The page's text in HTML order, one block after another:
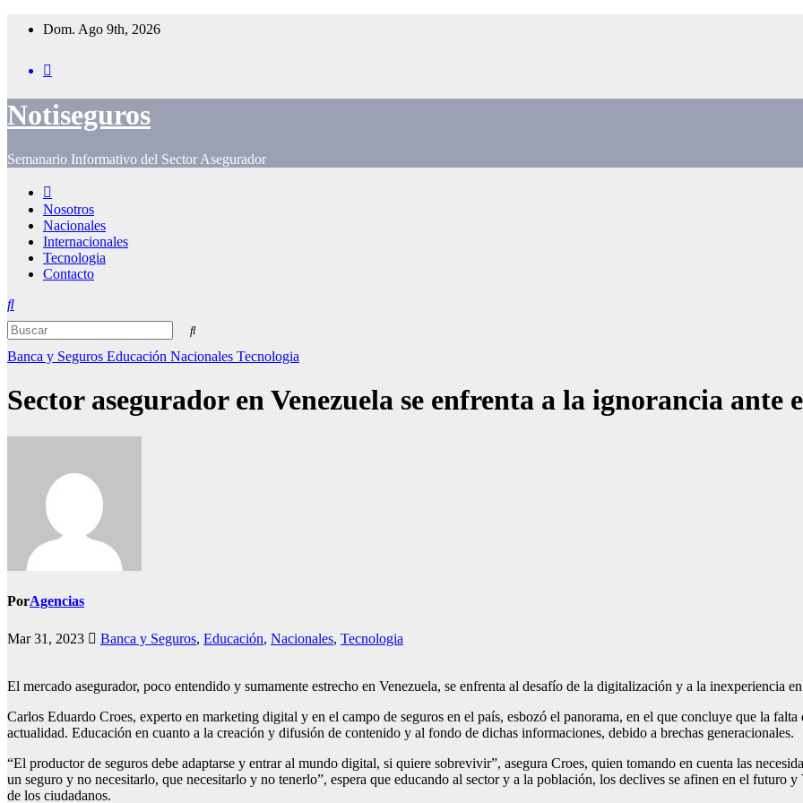
Dom. Ago 9th, 2026
Notiseguros
Semanario Informativo del Sector Asegurador
Nosotros
Nacionales
Internacionales
Tecnologia
Contacto
Banca y Seguros Educación Nacionales Tecnologia
Sector asegurador en Venezuela se enfrenta a la ignorancia
PorAgencias
Mar 31, 2023 Banca y Seguros, Educación, Nacionales, Tecnologia
El mercado asegurador, poco entendido y sumamente estrecho en Venezuela, se enfrenta al desafío de la digitalización y a la inexperiencia
Carlos Eduardo Croes, experto en marketing digital y en el campo de seguros en el país, esbozó el panorama, en el que concluye que la
actualidad. Educación en cuanto a la creación y difusión de contenido y al fondo de dichas informaciones, debido a brechas generacionales.
“El productor de seguros debe adaptarse y entrar al mundo digital, si quiere sobrevivir”, asegura Croes, quien tomando en cuenta las
un seguro y no necesitarlo, que necesitarlo y no tenerlo”, espera que educando al sector y a la población, los declives se afinen en el futuro
de los ciudadanos.